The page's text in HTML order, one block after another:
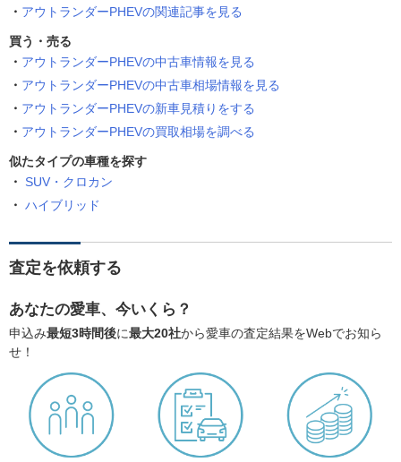
アウトランダーPHEVの関連記事を見る
買う・売る
アウトランダーPHEVの中古車情報を見る
アウトランダーPHEVの中古車相場情報を見る
アウトランダーPHEVの新車見積りをする
アウトランダーPHEVの買取相場を調べる
似たタイプの車種を探す
SUV・クロカン
ハイブリッド
査定を依頼する
あなたの愛車、今いくら？
申込み最短3時間後に最大20社から愛車の査定結果をWebでお知ら
せ！